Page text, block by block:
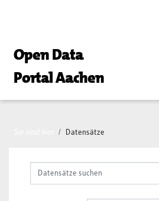
Open Data
Portal Aachen
Datensätze